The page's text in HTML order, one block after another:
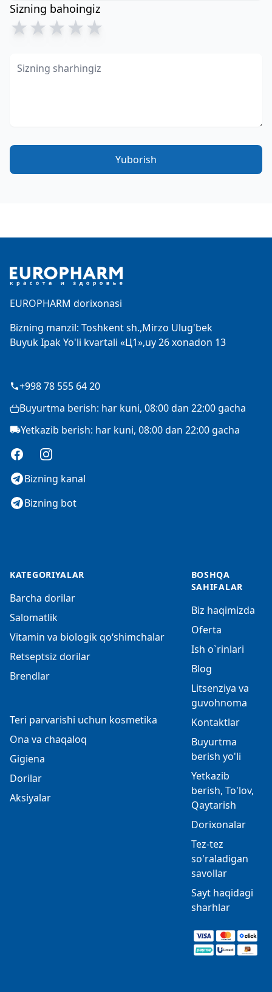
Sizning bahoingiz
★★★★★
Yuborish
EUROPHARM dorixonasi
Bizning manzil: Toshkent sh.,Mirzo Ulug'bek
Buyuk Ipak Yo'li kvartali «Ц1»,uy 26 xonadon 13
+998 78 555 64 20
Buyurtma berish: har kuni, 08:00 dan 22:00 gacha
Yetkazib berish: har kuni, 08:00 dan 22:00 gacha
FacebookInstagram
Bizning kanal
Bizning bot
KATEGORIYALAR
Barcha dorilar
Salomatlik
Vitamin va biologik qo‘shimchalar
Retseptsiz dorilar
Brendlar
Teri parvarishi uchun kosmetika
Ona va chaqaloq
Gigiena
Dorilar
Aksiyalar
BOSHQA
SAHIFALAR
Biz haqimizda
Oferta
Ish o`rinlari
Blog
Litsenziya va
guvohnoma
Kontaktlar
Buyurtma
berish yo'li
Yetkazib
berish, To'lov,
Qaytarish
Dorixonalar
Tez-tez
so'raladigan
savollar
Sayt haqidagi
sharhlar